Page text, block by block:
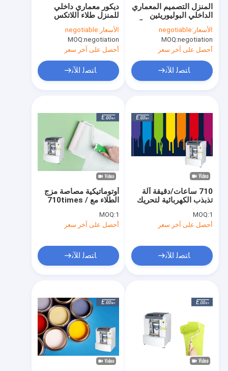
منتجات
أشرطة فيديو
معلومات عنا
ديكور معماري داخلي
للمنزل طلاء اللاتكس
الداخلي شاكر اهتزازي
الأسعار:negotiable
MOQ:negotiation
أحصل على آخر سعر
ﺎﺘﺼﻟ ﺍﻶﻧ
المنزل التصميم المعماري
الداخلي البوليوريثين
الطبقة العليا الصناعية آلة
خلط الطلاء المحوسبة
الأسعار:negotiable
MOQ:negotiation
أحصل على آخر سعر
ﺎﺘﺼﻟ ﺍﻶﻧ
أوتوماتيكية مصاصة مزج
الطلاء مع 710times /
MOQ:1
أحصل على آخر سعر
ﺎﺘﺼﻟ ﺍﻶﻧ
710 ساعات/دقيقة آلة
تذبذب الكهربائية لتحريك
MOQ:1
أحصل على آخر سعر
ﺎﺘﺼﻟ ﺍﻶﻧ